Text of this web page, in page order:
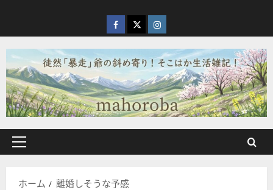
を
ス
キ
ッ
プ
facebook
X Instagram
メ
ン
ホーム 離婚しそうな予感